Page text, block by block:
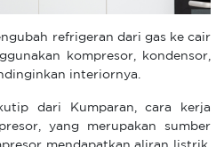
refrigeran dari gas ke cair
kompresor, kondensor,
interiornya.
dari Kumparan, cara kerja
yang merupakan sumber